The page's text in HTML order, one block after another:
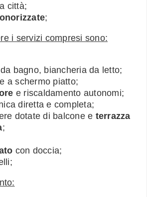
città;
;
i servizi compresi sono:
da bagno, biancheria da letto;
a schermo piatto;
e riscaldamento autonomi;
diretta e completa;
dotate di balcone e terrazza
;
con doccia;